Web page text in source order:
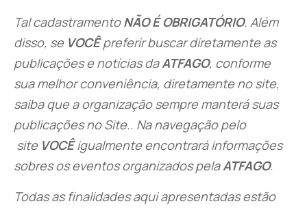
Tal cadastramentoNÃO É OBRIGATÓRIO. Além
disso, se VOCÊpreferir buscar diretamente as
publicações e notícias daATFAGO, conforme
sua melhor conveniência, diretamente no site,
saiba que a organização sempre manterá suas
publicações no Site.. Na navegação pelo
site VOCÊigualmente encontrará informações
sobres os eventos organizados pelaATFAGO.
Todas as finalidades aqui apresentadas estão